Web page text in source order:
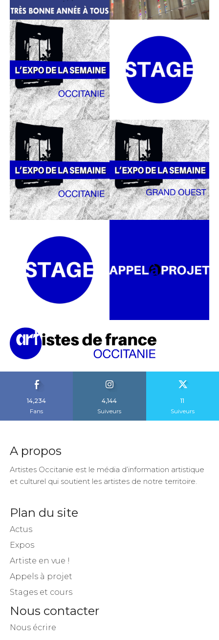
14,234
Fans
4,144
Suiveurs
11
Suiveurs
A propos
Artistes Occitanie est le média d’information artistique
et culturel qui soutient les artistes de notre territoire.
Plan du site
Actus
Expos
Artiste en vue !
Appels à projet
Stages et cours
Nous contacter
Nous écrire